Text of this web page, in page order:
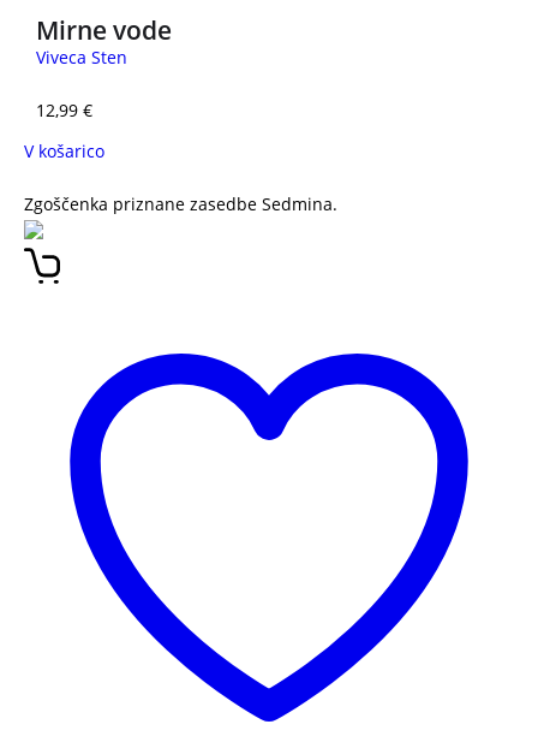
Mirne vode
Viveca Sten
12,99 €
V košarico
Zgoščenka priznane zasedbe Sedmina.